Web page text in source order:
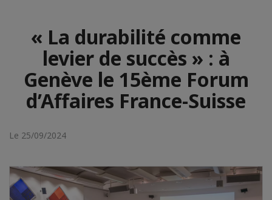
« La durabilité comme
levier de succès » : à
Genève le 15ème Forum
d’Affaires France-Suisse
Le 25/09/2024